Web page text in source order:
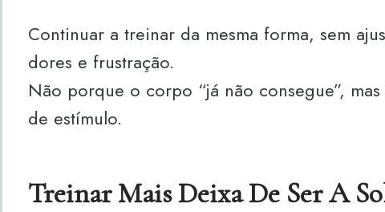
Continuar a treinar da mesma forma, sem
dores e frustração.
Não porque o corpo “já não consegue”,
de estímulo.
Treinar Mais Deixa De Ser A